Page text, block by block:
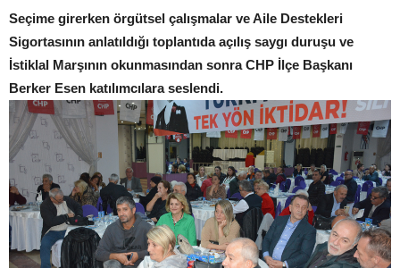
Seçime girerken örgütsel çalışmalar ve Aile Destekleri
Sigortasının anlatıldığı toplantıda açılış saygı duruşu ve
İstiklal Marşının okunmasından sonra CHP İlçe Başkanı
Berker Esen katılımcılara seslendi.